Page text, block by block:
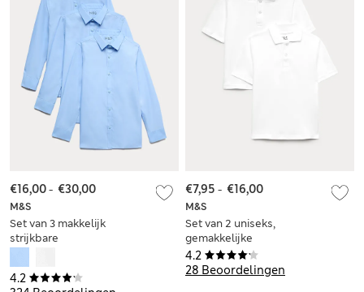
4.2
M&S
Set van 3 makkelijk
strijkbare
met slanke pasvorm
voor jongens (2-16
€16,00- €30,00
4.2
28 Beoordelingen
M&S
Set van 2 uniseks,
gemakkelijke
schoolpoloshirts (3-
18 jaar)
€7,95 - €16,00